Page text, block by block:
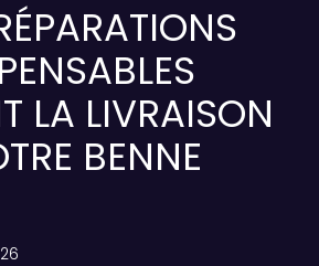
LA LIVRAISON
BENNE